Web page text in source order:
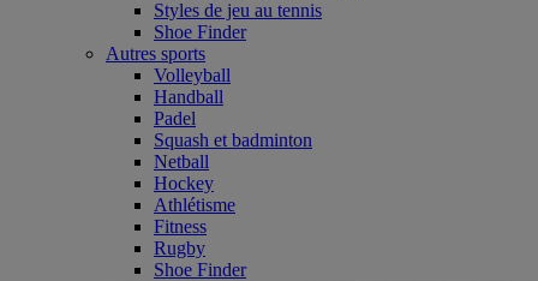
Styles de jeu au tennis
Shoe Finder
Autres sports
Volleyball
Handball
Padel
Squash et badminton
Netball
Hockey
Athlétisme
Fitness
Rugby
Shoe Finder